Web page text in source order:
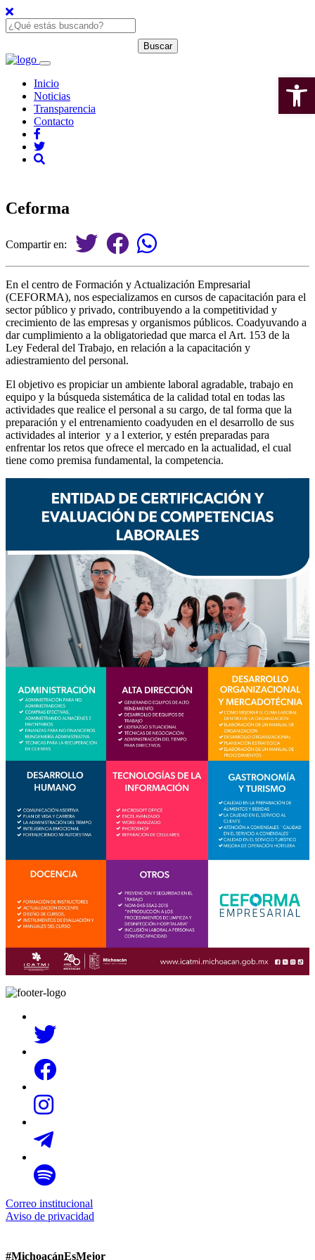
Inicio
Noticias
Transparencia
Contacto
Ceforma
Compartir en:
En el centro de Formación y Actualización Empresarial
(CEFORMA), nos especializamos en cursos de capacitación para el
sector público y privado, contribuyendo a la competitividad y
crecimiento de las empresas y organismos públicos. Coadyuvando a
dar cumplimiento a la obligatoriedad que marca el Art. 153 de la
Ley Federal del Trabajo, en relación a la capacitación y
adiestramiento del personal.
El objetivo es propiciar un ambiente laboral agradable, trabajo en
equipo y la búsqueda sistemática de la calidad total en todas las
actividades que realice el personal a su cargo, de tal forma que la
preparación y el entrenamiento coadyuden en el desarrollo de sus
actividades al interior y a l exterior, y estén preparadas para
enfrentar los retos que ofrece el mercado en la actualidad, el cual
tiene como premisa fundamental, la competencia.
Correo institucional
Aviso de privacidad
#MichoacánEsMejor